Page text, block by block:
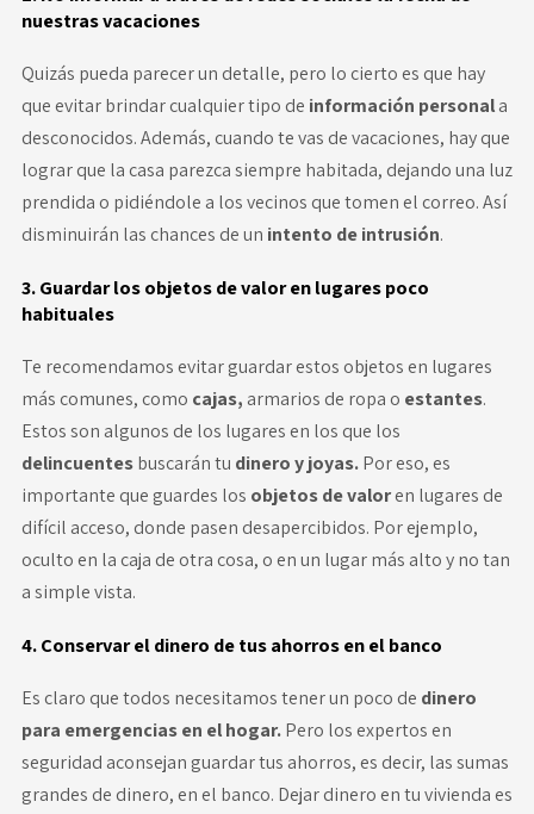
nuestras vacaciones
Quizás pueda parecer un detalle, pero lo cierto es que hay
que evitar brindar cualquier tipo de información personala
desconocidos. Además, cuando te vas de vacaciones, hay que
lograr que la casa parezca siempre habitada, dejando una luz
prendida o pidiéndole a los vecinos que tomen el correo. Así
disminuirán las chances de un intento de intrusión.
3. Guardar los objetos de valor en lugares poco
habituales
Te recomendamos evitar guardar estos objetos en lugares
más comunes, como cajas, armarios de ropa o estantes.
Estos son algunos de los lugares en los que los
delincuentesbuscarán tu dinero y joyas.Por eso, es
importante que guardes los objetos de valoren lugares de
difícil acceso, donde pasen desapercibidos. Por ejemplo,
oculto en la caja de otra cosa, o en un lugar más alto y no tan
a simple vista.
4. Conservar el dinero de tus ahorros en el banco
Es claro que todos necesitamos tener un poco de dinero
para emergencias en el hogar.Pero los expertos en
seguridad aconsejan guardar tus ahorros, es decir, las sumas
grandes de dinero, en el banco. Dejar dinero en tu vivienda es